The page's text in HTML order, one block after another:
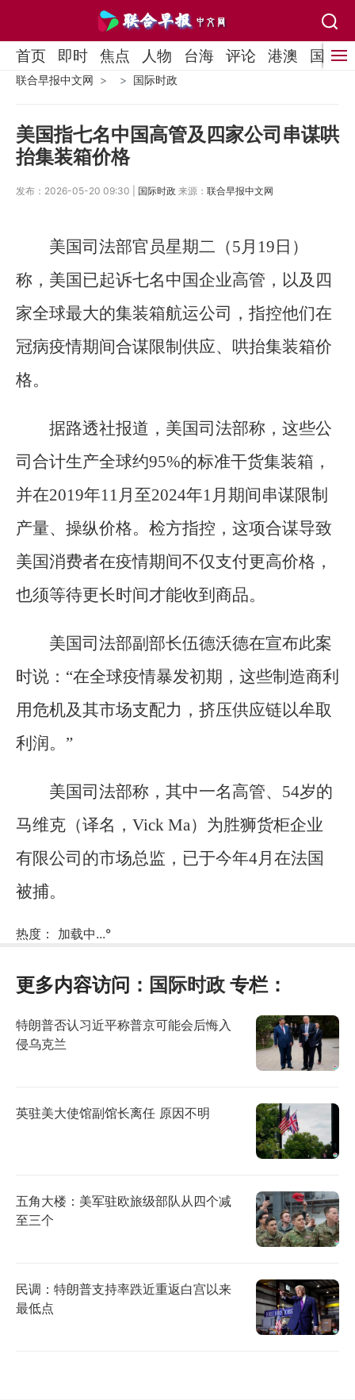
首页 即时 焦点 人物 台海 评论 港澳 国际
联合早报中文网 国际时政
美国指七名中国高管及四家公司串谋哄
抬集装箱价格
发布：2026-05-20 09:30 | 国际时政 来源： 联合早报中文网
美国司法部官员星期二（5月19日）
称，美国已起诉七名中国企业高管，以及四
家全球最大的集装箱航运公司，指控他们在
冠病疫情期间合谋限制供应、哄抬集装箱价
格。
据路透社报道，美国司法部称，这些公
司合计生产全球约95%的标准干货集装箱，
并在2019年11月至2024年1月期间串谋限制
产量、操纵价格。检方指控，这项合谋导致
美国消费者在疫情期间不仅支付更高价格，
也须等待更长时间才能收到商品。
美国司法部副部长伍德沃德在宣布此案
时说：“在全球疫情暴发初期，这些制造商利
用危机及其市场支配力，挤压供应链以牟取
利润。”
美国司法部称，其中一名高管、54岁的
马维克（译名，Vick Ma）为胜狮货柜企业
有限公司的市场总监，已于今年4月在法国
被捕。
热度： 加载中...°
更多内容访问： 国际时政 专栏：
特朗普否认习近平称普京可能会后悔入
侵乌克兰
英驻美大使馆副馆长离任 原因不明
五角大楼：美军驻欧旅级部队从四个减
至三个
民调：特朗普支持率跌近重返白宫以来
最低点